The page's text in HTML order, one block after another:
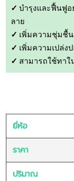
✓ บำรุงและฟื้นฟูอ
ลาย
✓ เพิ่มความชุ่มชื้น
✓ เพิ่มความเปล่ง
✓ สามารถใช้ทา
ยี่ห้อ
ราคา
ปริมาณ